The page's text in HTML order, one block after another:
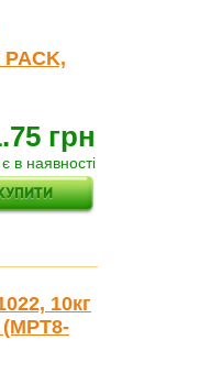
PACK,
грн
в наявності
10кг